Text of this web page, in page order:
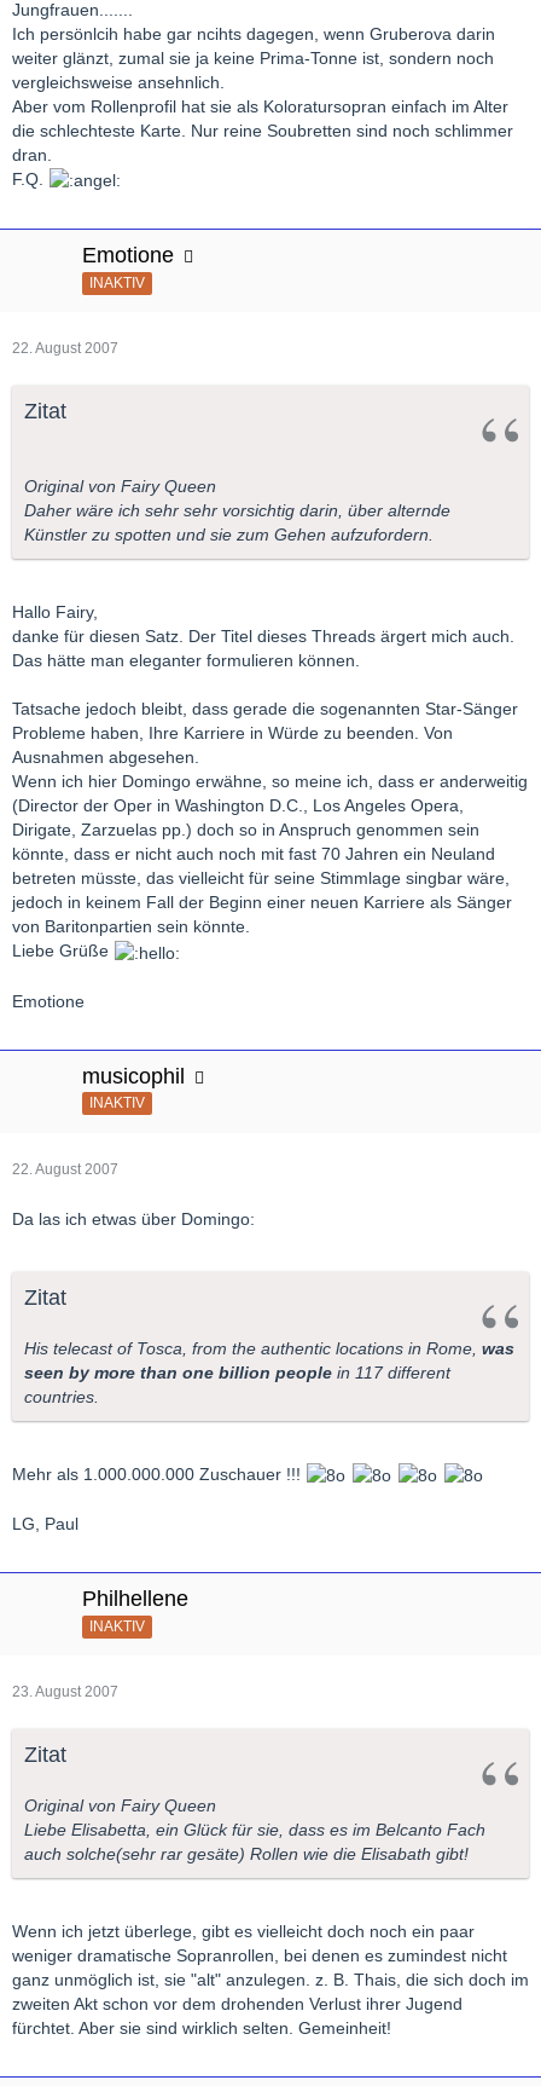
Jungfrauen.......
Ich persönlcih habe gar ncihts dagegen, wenn Gruberova darin
weiter glänzt, zumal sie ja keine Prima-Tonne ist, sondern noch
vergleichsweise ansehnlich.
Aber vom Rollenprofil hat sie als Koloratursopran einfach im Alter
die schlechteste Karte. Nur reine Soubretten sind noch schlimmer
dran.
F.Q.
Emotione
INAKTIV
22. August 2007
Zitat
Original von Fairy Queen
Daher wäre ich sehr sehr vorsichtig darin, über alternde
Künstler zu spotten und sie zum Gehen aufzufordern.
Hallo Fairy,
danke für diesen Satz. Der Titel dieses Threads ärgert mich auch.
Das hätte man eleganter formulieren können.
Tatsache jedoch bleibt, dass gerade die sogenannten Star-Sänger
Probleme haben, Ihre Karriere in Würde zu beenden. Von
Ausnahmen abgesehen.
Wenn ich hier Domingo erwähne, so meine ich, dass er anderweitig
(Director der Oper in Washington D.C., Los Angeles Opera,
Dirigate, Zarzuelas pp.) doch so in Anspruch genommen sein
könnte, dass er nicht auch noch mit fast 70 Jahren ein Neuland
betreten müsste, das vielleicht für seine Stimmlage singbar wäre,
jedoch in keinem Fall der Beginn einer neuen Karriere als Sänger
von Baritonpartien sein könnte.
Liebe Grüße
Emotione
musicophil
INAKTIV
22. August 2007
Da las ich etwas über Domingo:
Zitat
His telecast of Tosca, from the authentic locations in Rome, was
seen by more than one billion people in 117 different
countries.
Mehr als 1.000.000.000 Zuschauer !!!
LG, Paul
Philhellene
INAKTIV
23. August 2007
Zitat
Original von Fairy Queen
Liebe Elisabetta, ein Glück für sie, dass es im Belcanto Fach
auch solche(sehr rar gesäte) Rollen wie die Elisabath gibt!
Wenn ich jetzt überlege, gibt es vielleicht doch noch ein paar
weniger dramatische Sopranrollen, bei denen es zumindest nicht
ganz unmöglich ist, sie "alt" anzulegen. z. B. Thais, die sich doch im
zweiten Akt schon vor dem drohenden Verlust ihrer Jugend
fürchtet. Aber sie sind wirklich selten. Gemeinheit!